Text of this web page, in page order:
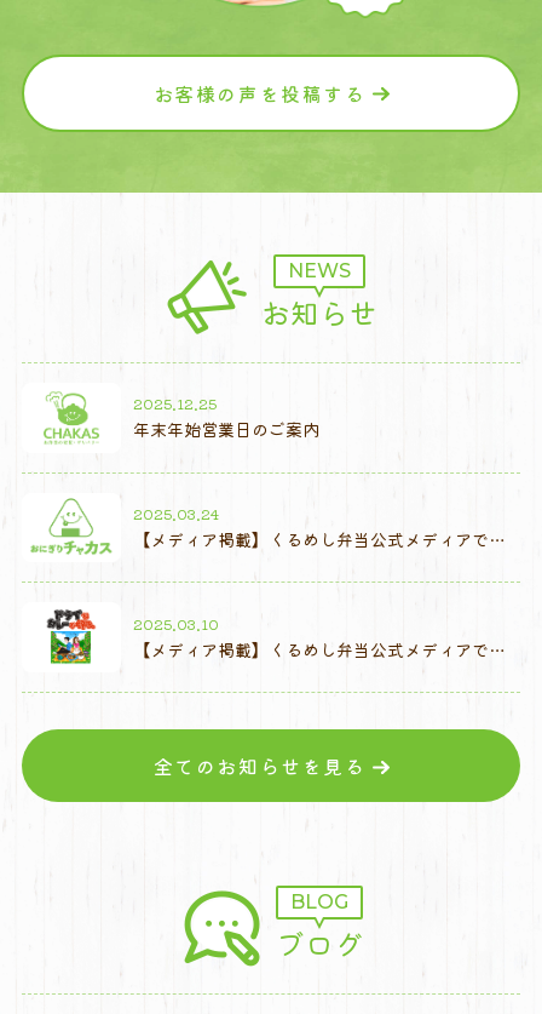
お客様の声を投稿する
NEWS
お知らせ
2025.12.25
年末年始営業日のご案内
2025.03.24
【メディア掲載】くるめし弁当公式メディアで
2025.03.10
【メディア掲載】くるめし弁当公式メディアで
「ドライなカレーが好き。」が紹介されました
全てのお知らせを見る
BLOG
ブログ